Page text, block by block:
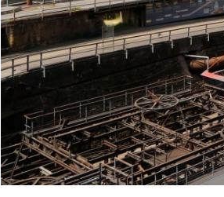
Der Erzschrägaufzug der
Copyright: Weltkulturerbe